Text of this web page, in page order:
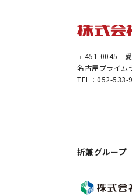
〒451-0045
名古屋プライム
TEL：052-
折兼グループ